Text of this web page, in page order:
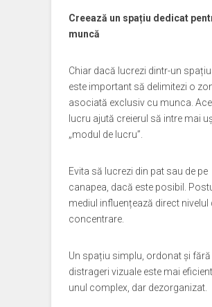
Creează un spațiu dedicat
muncă
Chiar dacă lucrezi dintr-un spațiu
este important să delimitezi o
asociată exclusiv cu munca.
lucru ajută creierul să intre mai
„modul de lucru”.
Evita să lucrezi din pat sau de pe
canapea, dacă este posibil.
mediul influențează direct nivelul
concentrare.
Un spațiu simplu, ordonat și fără
distrageri vizuale este mai
unul complex, dar dezorganizat.